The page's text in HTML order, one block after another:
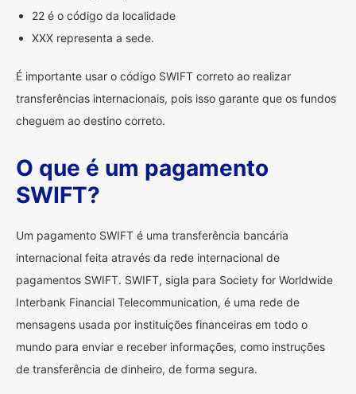
22 é o código da localidade
XXX representa a sede.
É importante usar o código SWIFT correto ao realizar
transferências internacionais, pois isso garante que os fundos
cheguem ao destino correto.
O que é um pagamento
SWIFT?
Um pagamento SWIFT é uma transferência bancária
internacional feita através da rede internacional de
pagamentos SWIFT. SWIFT, sigla para Society for Worldwide
Interbank Financial Telecommunication, é uma rede de
mensagens usada por instituições financeiras em todo o
mundo para enviar e receber informações, como instruções
de transferência de dinheiro, de forma segura.